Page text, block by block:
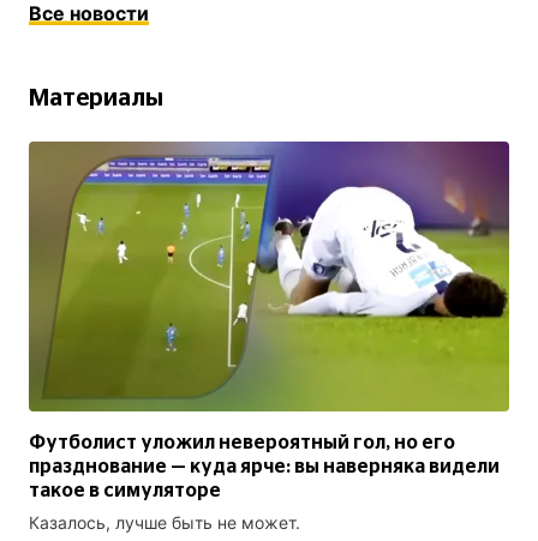
Все новости
Материалы
Футболист уложил невероятный гол, но его
празднование — куда ярче: вы наверняка видели
такое в симуляторе
Казалось, лучше быть не может.